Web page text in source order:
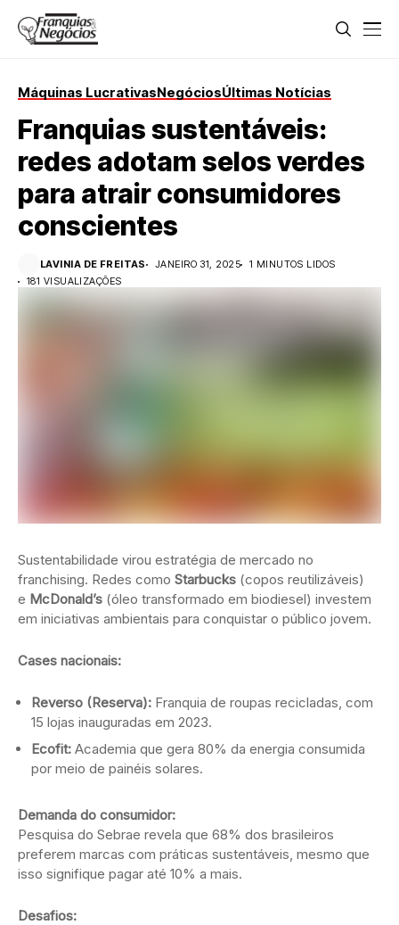
Máquinas LucrativasNegóciosÚltimas Notícias
Franquias sustentáveis:
redes adotam selos verdes
para atrair consumidores
conscientes
LAVINIA DE FREITAS JANEIRO 31, 2025
1 MINUTOS LIDOS
181 VISUALIZAÇÕES
Sustentabilidade virou estratégia de mercado no
franchising. Redes como Starbucks (copos reutilizáveis)
e McDonald’s (óleo transformado em biodiesel) investem
em iniciativas ambientais para conquistar o público jovem.
Cases nacionais:
Reverso (Reserva): Franquia de roupas recicladas, com
15 lojas inauguradas em 2023.
Ecofit: Academia que gera 80% da energia consumida
por meio de painéis solares.
Demanda do consumidor:
Pesquisa do Sebrae revela que 68% dos brasileiros
preferem marcas com práticas sustentáveis, mesmo que
isso signifique pagar até 10% a mais.
Desafios: